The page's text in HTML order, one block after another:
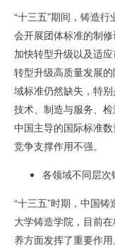
“十三五”期间，铸造
会开展团体标准的制修
加快转型升级以及适
转型升级高质量发展
域标准仍然缺失，特
技术、制造与服务、
中国主导的国际标准
竞争支撑作用不强。
各领域不同层
“十三五”时期，中国
大学铸造学院，目前
养方面发挥了重要作